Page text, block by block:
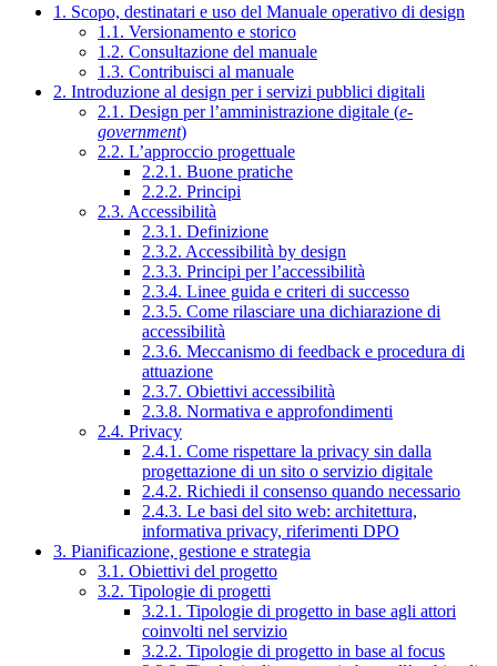
1. Scopo, destinatari e uso del Manuale operativo di design
1.1. Versionamento e storico
1.2. Consultazione del manuale
1.3. Contribuisci al manuale
2. Introduzione al design per i servizi pubblici digitali
2.1. Design per l’amministrazione digitale (e-
government)
2.2. L’approccio progettuale
2.2.1. Buone pratiche
2.2.2. Principi
2.3. Accessibilità
2.3.1. Definizione
2.3.2. Accessibilità by design
2.3.3. Principi per l’accessibilità
2.3.4. Linee guida e criteri di successo
2.3.5. Come rilasciare una dichiarazione di
accessibilità
2.3.6. Meccanismo di feedback e procedura di
attuazione
2.3.7. Obiettivi accessibilità
2.3.8. Normativa e approfondimenti
2.4. Privacy
2.4.1. Come rispettare la privacy sin dalla
progettazione di un sito o servizio digitale
2.4.2. Richiedi il consenso quando necessario
2.4.3. Le basi del sito web: architettura,
informativa privacy, riferimenti DPO
3. Pianificazione, gestione e strategia
3.1. Obiettivi del progetto
3.2. Tipologie di progetti
3.2.1. Tipologie di progetto in base agli attori
coinvolti nel servizio
3.2.2. Tipologie di progetto in base al focus